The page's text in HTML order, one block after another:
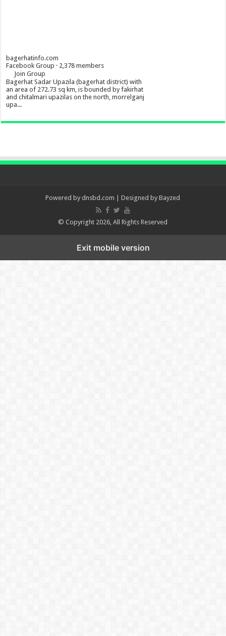
bagerhatinfo.com
Facebook Group · 2,378 members
Join Group
Bagerhat Sadar Upazila (bagerhat district) with
an area of 272.73 sq km, is bounded by fakirhat
and chitalmari upazilas on the north, morrelganj
upa...
Powered by dnsbd.com | Designed byBayzed
© Copyright 2026, All Rights Reserved
Exit mobile version